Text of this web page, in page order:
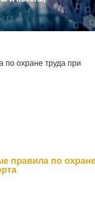
по охране труда при
правила по